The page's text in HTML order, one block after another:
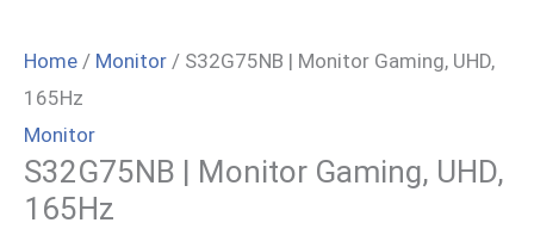
Home / Monitor / S32G75NB | Monitor Gaming, UHD,
165Hz
Monitor
S32G75NB | Monitor Gaming, UHD,
165Hz